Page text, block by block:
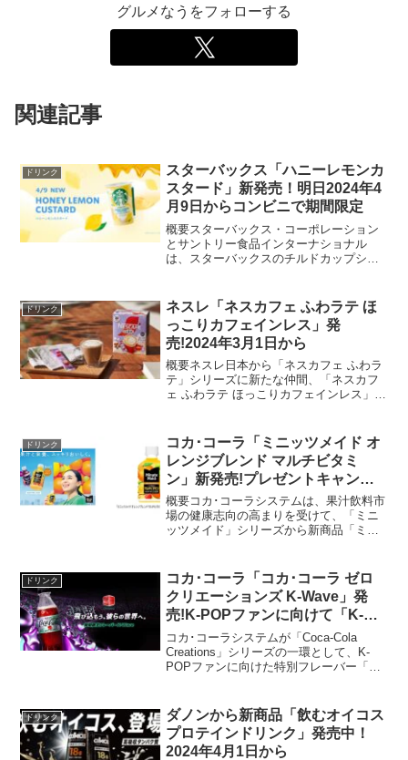
グルメなうをフォローする
関連記事
ドリンク
スターバックス「ハニーレモンカ
スタード」新発売！明日2024年4
月9日からコンビニで期間限定
概要スターバックス・コーポレーション
とサントリー食品インターナショナル
は、スターバックスのチルドカップシリ
期間限定販売します。この200mLカップ
入りの新フレーバ...
ドリンク
ネスレ「ネスカフェ ふわラテ ほ
っこりカフェインレス」発
売!2024年3月1日から
概要ネスレ日本から「ネスカフェ ふわラ
テ」シリーズに新たな仲間、「ネスカフ
ェ ふわラテ ほっこりカフェインレス」が
が、カフェインを控えたい方向けの製品
です。商品情...
ドリンク
コカ･コーラ「ミニッツメイド オ
レンジブレンド マルチビタミ
ン」新発売!プレゼントキャンペ
ーンも。2024年3月25日から
概要コカ･コーラシステムは、果汁飲料市
場の健康志向の高まりを受けて、「ミニ
ッツメイド」シリーズから新商品「ミニ
この果実ミックス飲料は、1日に不足しが
ちなビタミ...
ドリンク
コカ･コーラ「コカ･コーラ ゼロ
クリエーションズ K-Wave」発
売!K-POPファンに向けて「K-
Wave コンサート in 韓国」に抽選
で500名が招待
コカ･コーラシステムが「Coca-Cola
Creations」シリーズの一環として、K-
POPファンに向けた特別フレーバー「コ
ンクは、Stray Kids、I...
ドリンク
ダノンから新商品「飲むオイコス
プロテインドリンク」発売中！
2024年4月1日から